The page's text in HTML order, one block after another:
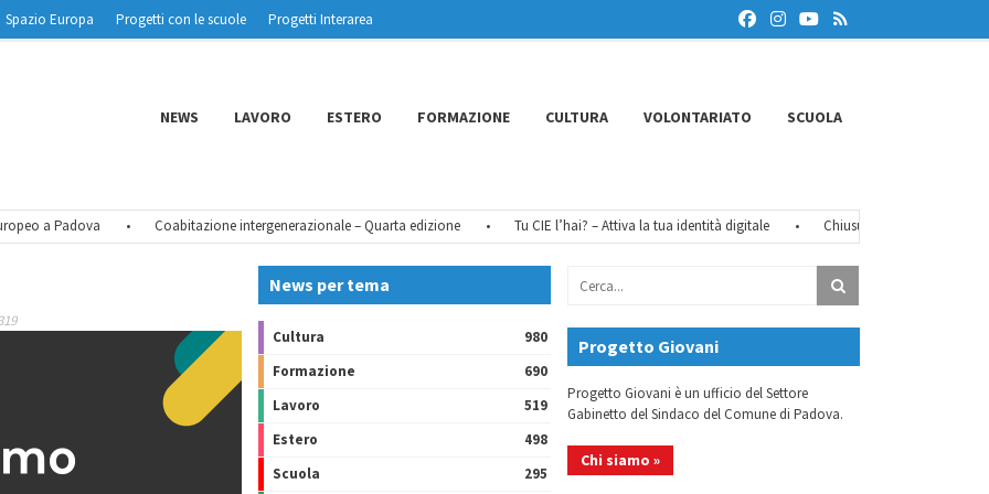
Spazio Europa Progetti con le scuole
Progetti Interarea
NEWS LAVORO ESTERO FORMAZIONE CULTURA VOLONTARIATO SCUOLA
a Padova Coabitazione intergenerazionale – Quarta edizione Tu CIE l’hai? – Attiva la tua identità digitale Chiusure estive 2026
News per tema
Cultura
980
Formazione
690
Lavoro
519
Estero
498
Scuola
295
Progetto Giovani
Progetto Giovani è un ufficio del Settore
Gabinetto del Sindaco del Comune di Padova.
Chi siamo »